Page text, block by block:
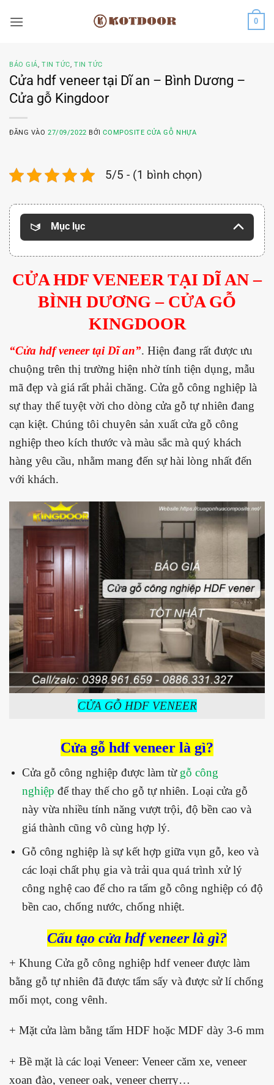
qua
0
BÁO GIÁ,TIN TỨC,TIN TỨC
Cửa hdf veneer tại Dĩ an – Bình Dương –
Cửa gỗ Kingdoor
ĐĂNG VÀO27/09/2022 BỞICOMPOSITE CỬA GỖ NHỰA
5/5 - (1 bình chọn)
Mục lục
CỬA HDF VENEER TẠI DĨ AN –
BÌNH DƯƠNG – CỬA GỖ
KINGDOOR
“Cửa hdf veneer tại Dĩ an”. Hiện đang rất được ưu
chuộng trên thị trường hiện nhờ tính tiện dụng, mẫu
mã đẹp và giá rất phải chăng. Cửa gỗ công nghiệp là
sự thay thế tuyệt vời cho dòng cửa gỗ tự nhiên đang
cạn kiệt. Chúng tôi chuyên sản xuất cửa gỗ công
nghiệp theo kích thước và màu sắc mà quý khách
hàng yêu cầu, nhằm mang đến sự hài lòng nhất đến
với khách.
CỬA GỖ HDF VENEER
Cửa gỗ hdf veneer là gì?
Cửa gỗ công nghiệp được làm từ gỗ công
nghiệp để thay thế cho gỗ tự nhiên. Loại cửa gỗ
này vừa nhiều tính năng vượt trội, độ bền cao và
giá thành cũng vô cùng hợp lý.
Gỗ công nghiệp là sự kết hợp giữa vụn gỗ, keo và
các loại chất phụ gia và trải qua quá trình xử lý
công nghệ cao để cho ra tấm gỗ công nghiệp có độ
bền cao, chống nước, chống nhiệt.
Cấu tạo cửa hdf veneer là gì?
+ Khung Cửa gỗ công nghiệp hdf veneer được làm
bằng gỗ tự nhiên đã được tẩm sấy và được sử lí chống
mối mọt, cong vênh.
+ Mặt cửa làm bằng tấm HDF hoặc MDF dày 3-6 mm
+ Bề mặt là các loại Veneer: Veneer căm xe, veneer
xoan đào, veneer oak, veneer cherry…